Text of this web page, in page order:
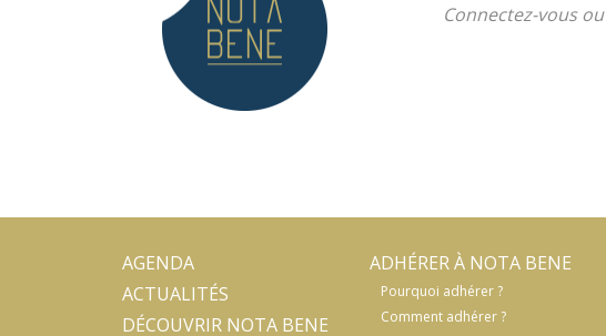
Connectez-vous
AGENDA
ACTUALITÉS
DÉCOUVRIR NOTA BENE
ADHÉRER À NOTA BENE
Pourquoi adhérer ?
Comment adhérer ?